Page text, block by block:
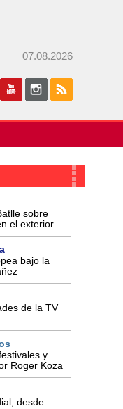
07.08.2026
sobre
el exterior
bajo la
de la TV
y
Roger Koza
desde